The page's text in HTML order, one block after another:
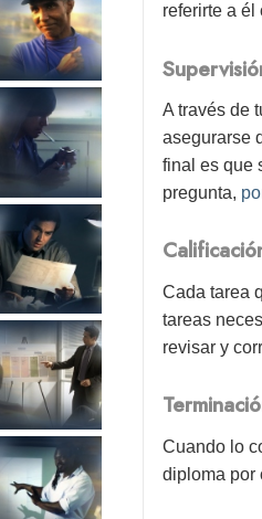
referirte a él
A través de
asegurarse
final es que
pregunta,
Cada tarea
tareas
revisar y
Cuando lo
diploma por